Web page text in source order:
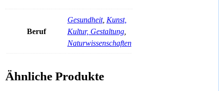
Beruf
Gesundheit, Kunst,
Kultur, Gestaltung,
Naturwissenschaften
Ähnliche Produkte